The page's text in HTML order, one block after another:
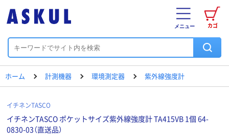
カゴ
メニュー
ホーム 計測機器 環境測定器 紫外線強度計
イチネンTASCO
イチネンTASCO ポケットサイズ紫外線強度計 TA415VB 1個 64-
0830-03（直送品）